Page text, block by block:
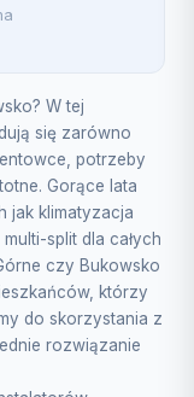
W tej
się zarówno
potrzeby
Gorące lata
jak klimatyzacja
split dla całych
czy Bukowsko
którzy
do skorzystania z
rozwiązanie